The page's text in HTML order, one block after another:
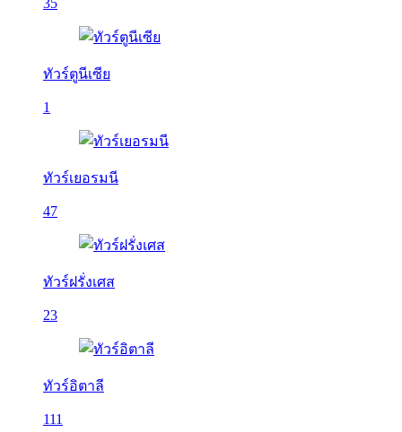
35
ทัวร์ตูนีเซีย
1
ทัวร์เยอรมนี
47
ทัวร์ฝรั่งเศส
23
ทัวร์อิตาลี
111